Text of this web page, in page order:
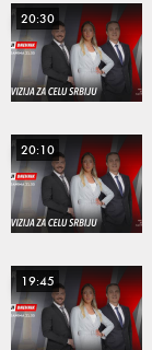
20:30
20:10
19:45